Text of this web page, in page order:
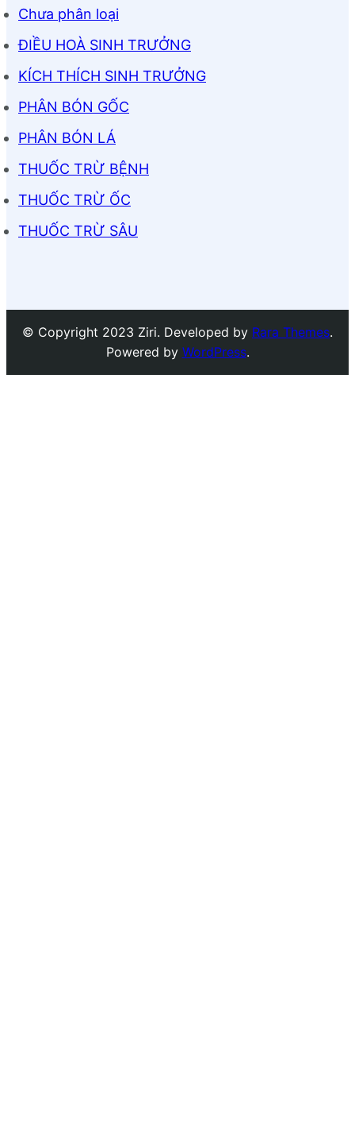
Chưa phân loại
ĐIỀU HOÀ SINH TRƯỞNG
KÍCH THÍCH SINH TRƯỞNG
PHÂN BÓN GỐC
PHÂN BÓN LÁ
THUỐC TRỪ BỆNH
THUỐC TRỪ ỐC
THUỐC TRỪ SÂU
© Copyright 2023 Ziri. Developed by Rara Themes.
Powered by WordPress.